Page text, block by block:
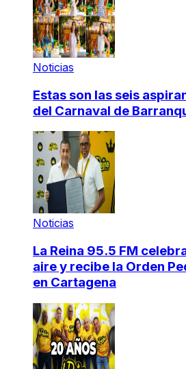
Noticias
Estas son las seis
del Carnaval de
Noticias
La Reina 95.5 FM
aire y recibe la Orden
en Cartagena